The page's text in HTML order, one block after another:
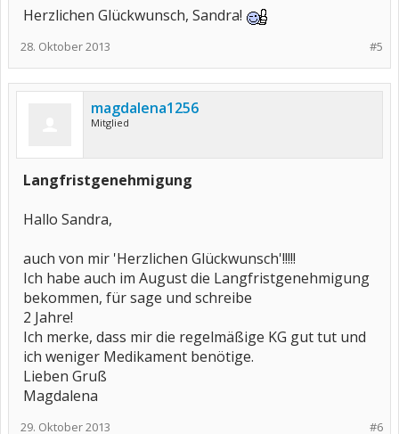
Herzlichen Glückwunsch, Sandra!
#5
28. Oktober 2013
magdalena1256
Mitglied
Langfristgenehmigung
Hallo Sandra,
auch von mir 'Herzlichen Glückwunsch'!!!!!
Ich habe auch im August die Langfristgenehmigung
bekommen, für sage und schreibe
2 Jahre!
Ich merke, dass mir die regelmäßige KG gut tut und
ich weniger Medikament benötige.
Lieben Gruß
Magdalena
#6
29. Oktober 2013